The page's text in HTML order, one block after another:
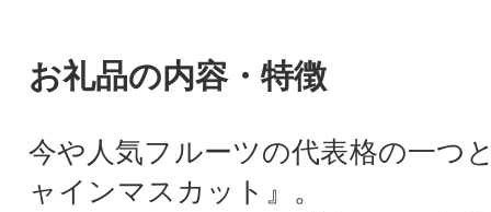
お礼品の内容・特徴
今や人気フルーツの代表格の一つ
ャインマスカット』。